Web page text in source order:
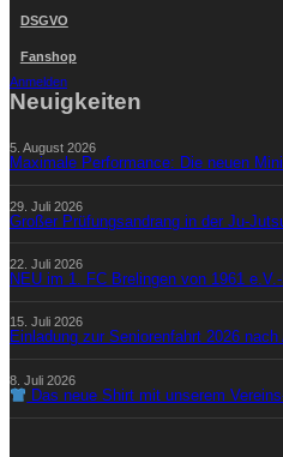
DSGVO
Fanshop
Anmelden
Neuigkeiten
5. August 2026
Maximale Performance: Die neuen
29. Juli 2026
Großer Prüfungsandrang in der Ju-
22. Juli 2026
NEU im 1. FC Brelingen von 1961
15. Juli 2026
Einladung zur Seniorenfahrt 2026 nach
8. Juli 2026
Das neue Shirt mit unserem